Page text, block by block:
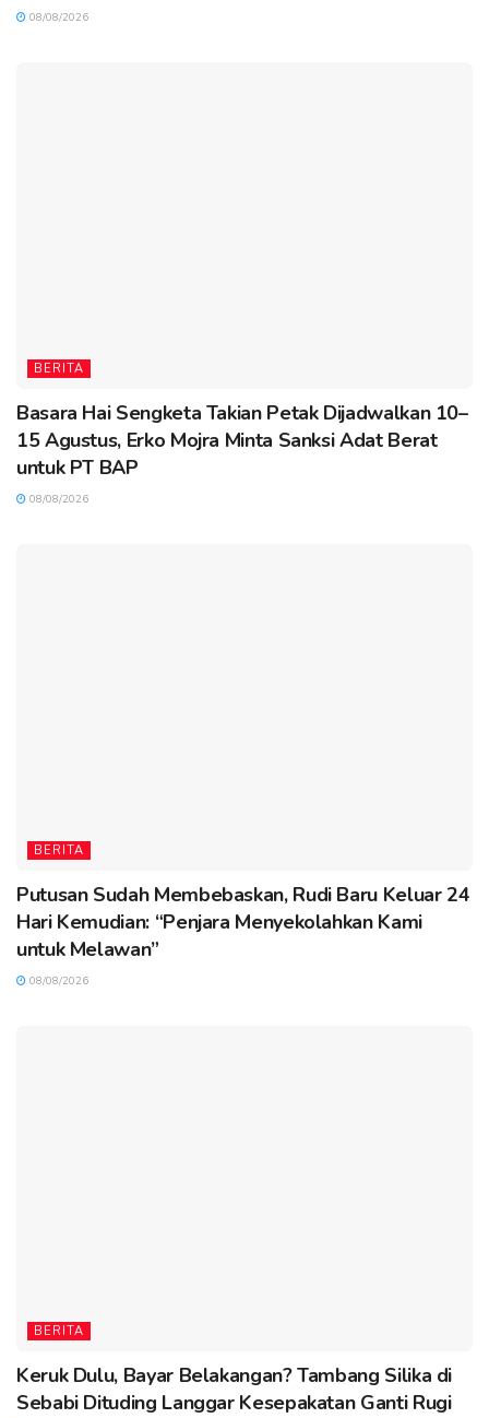
08/08/2026
BERITA
Basara Hai Sengketa Takian Petak Dijadwalkan 10–
15 Agustus, Erko Mojra Minta Sanksi Adat Berat
untuk PT BAP
08/08/2026
BERITA
Putusan Sudah Membebaskan, Rudi Baru Keluar 24
Hari Kemudian: “Penjara Menyekolahkan Kami
untuk Melawan”
08/08/2026
BERITA
Keruk Dulu, Bayar Belakangan? Tambang Silika di
Sebabi Dituding Langgar Kesepakatan Ganti Rugi